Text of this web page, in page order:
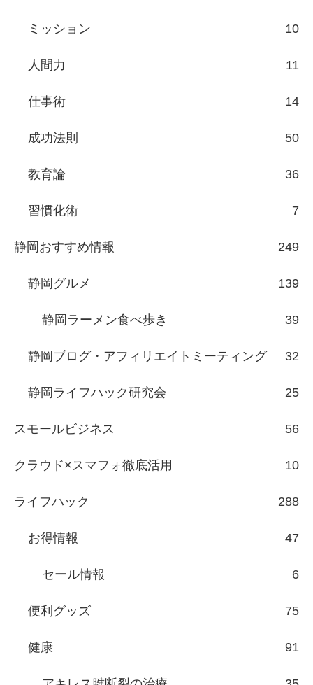
ミッション 10
人間力 11
仕事術 14
成功法則 50
教育論 36
習慣化術 7
静岡おすすめ情報 249
静岡グルメ 139
静岡ラーメン食べ歩き 39
静岡ブログ・アフィリエイトミーティング 32
静岡ライフハック研究会 25
スモールビジネス 56
クラウド×スマフォ徹底活用 10
ライフハック 288
お得情報 47
セール情報 6
便利グッズ 75
健康 91